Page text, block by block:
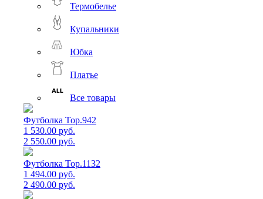
Термобелье
Купальники
Юбка
Платье
Все товары
Футболка Top.942
1 530.00 руб.
2 550.00 руб.
Футболка Top.1132
1 494.00 руб.
2 490.00 руб.